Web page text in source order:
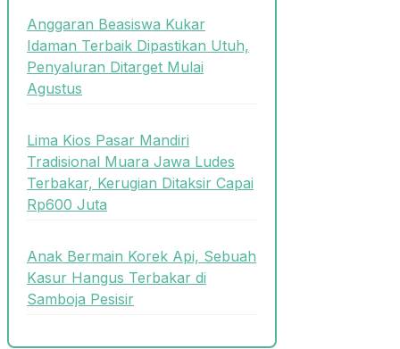
Anggaran Beasiswa Kukar
Idaman Terbaik Dipastikan Utuh,
Penyaluran Ditarget Mulai
Agustus
Lima Kios Pasar Mandiri
Tradisional Muara Jawa Ludes
Terbakar, Kerugian Ditaksir Capai
Rp600 Juta
Anak Bermain Korek Api, Sebuah
Kasur Hangus Terbakar di
Samboja Pesisir